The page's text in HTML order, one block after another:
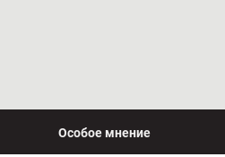
Особое мнение